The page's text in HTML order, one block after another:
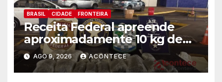
BRASIL CIDADE FRONTEIRA
Receita Federal apreende
aproximadamente 10 kg de
substância análoga ao
capulho
AGO 9, 2026 ACONTECE